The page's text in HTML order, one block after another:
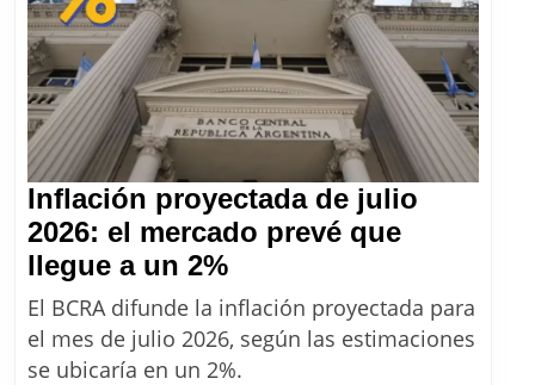
2026
Inflación proyectada de julio
2026: el mercado prevé que
llegue a un 2%Inflación
proyectada
de
julio
El BCRA difunde la inflación proyectada para
el mes de julio 2026, según las estimaciones
se ubicaría en un 2%.